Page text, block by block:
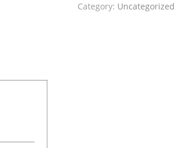
Category: Uncategorized